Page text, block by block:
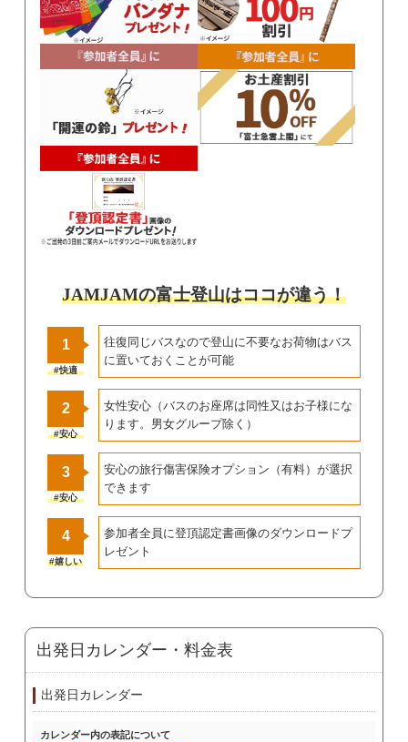
JAMJAMの富士登山はココが違う！
1
#快適
往復同じバスなので登山に不要なお荷物はバス
に置いておくことが可能
2
#安心
女性安心（バスのお座席は同性又はお子様にな
ります。男女グループ除く）
3
#安心
安心の旅行傷害保険オプション（有料）が選択
できます
4
#嬉しい
参加者全員に登頂認定書画像のダウンロードプ
レゼント
出発日カレンダー・料金表
出発日カレンダー
カレンダー内の表記について